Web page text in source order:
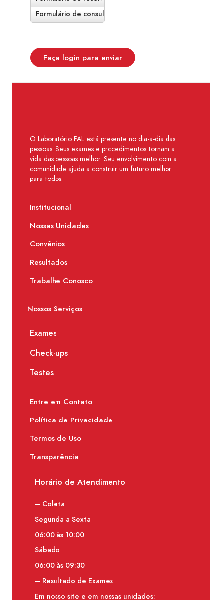
Formulário de consulta
Faça login para enviar
O Laboratório FAL está presente no dia-a-dia das
pessoas. Seus exames e procedimentos tornam a
vida das pessoas melhor. Seu envolvimento com a
comunidade ajuda a construir um futuro melhor
para todos.
Institucional
Nossas Unidades
Convênios
Resultados
Trabalhe Conosco
Nossos Serviços
Exames
Check-ups
Testes
Entre em Contato
Política de Privacidade
Termos de Uso
Transparência
Horário de Atendimento
– Coleta
Segunda a Sexta
06:00 às 10:00
Sábado
06:00 às 09:30
– Resultado de Exames
Em nosso site e em nossas unidades: